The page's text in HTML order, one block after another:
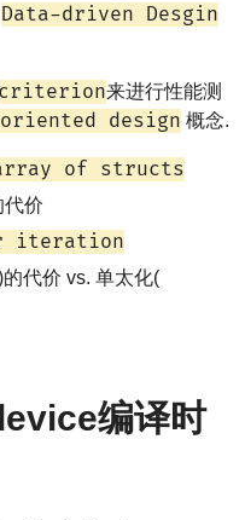
Data-driven Desgin
criterion来进行性能测
design 概念.
of structs
价
iteration
代价 vs. 单太化(
编译时